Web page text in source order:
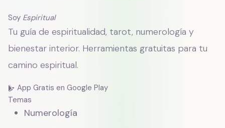
Soy Espiritual
Tu guía de espiritualidad, tarot, numerología y
bienestar interior. Herramientas gratuitas para tu
camino espiritual.
App Gratis en Google Play
Temas
Numerología